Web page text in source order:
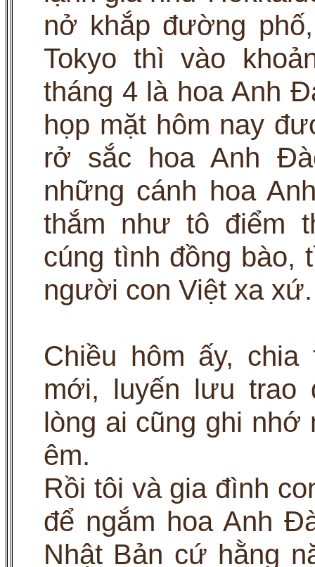
nở khắp đường
Tokyo thì vào
tháng 4 là hoa Anh
họp mặt hôm nay
rở sắc hoa Anh
những cánh hoa
thắm như tô điểm
cúng tình đồng bào,
người con Việt xa xứ.
Chiều hôm ấy,
mới, luyến lưu trao
lòng ai cũng ghi nhớ
êm.
Rồi tôi và gia đình
để ngắm hoa Anh
Nhật Bản cứ hằng